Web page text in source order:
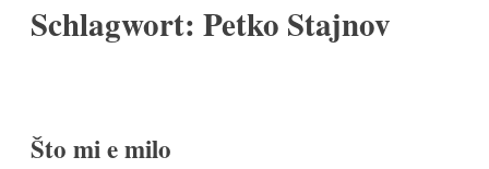
Schlagwort: Petko Stajnov
Što mi e milo